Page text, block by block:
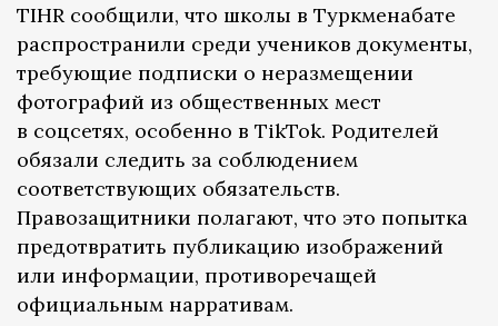
TIHR сообщили, что школы в Туркменабате
распространили среди учеников документы,
требующие подписки о неразмещении
фотографий из общественных мест
в соцсетях, особенно в TikTok. Родителей
обязали следить за соблюдением
соответствующих обязательств.
Правозащитники полагают, что это попытка
предотвратить публикацию изображений
или информации, противоречащей
официальным нарративам.